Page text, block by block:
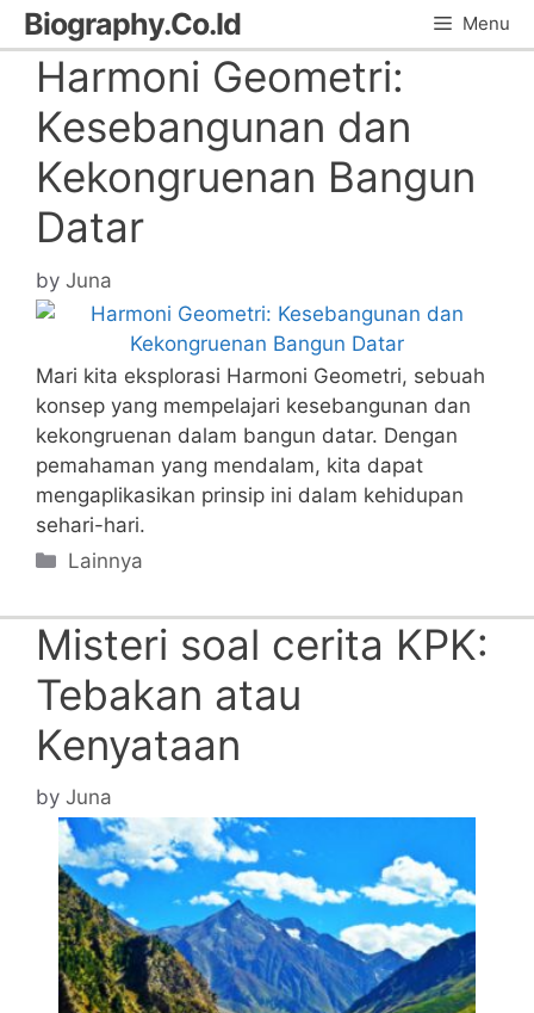
Skip
to
content
Biography.Co.Id Menu
Harmoni Geometri:
Kesebangunan dan
Kekongruenan Bangun
Datar
by Juna
Mari kita eksplorasi Harmoni Geometri, sebuah
konsep yang mempelajari kesebangunan dan
kekongruenan dalam bangun datar. Dengan
pemahaman yang mendalam, kita dapat
mengaplikasikan prinsip ini dalam kehidupan
sehari-hari.
Categories
Lainnya
Misteri soal cerita KPK:
Tebakan atau
Kenyataan
by Juna